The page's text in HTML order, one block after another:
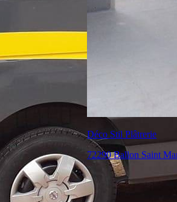
Isoplac
72560 Changé